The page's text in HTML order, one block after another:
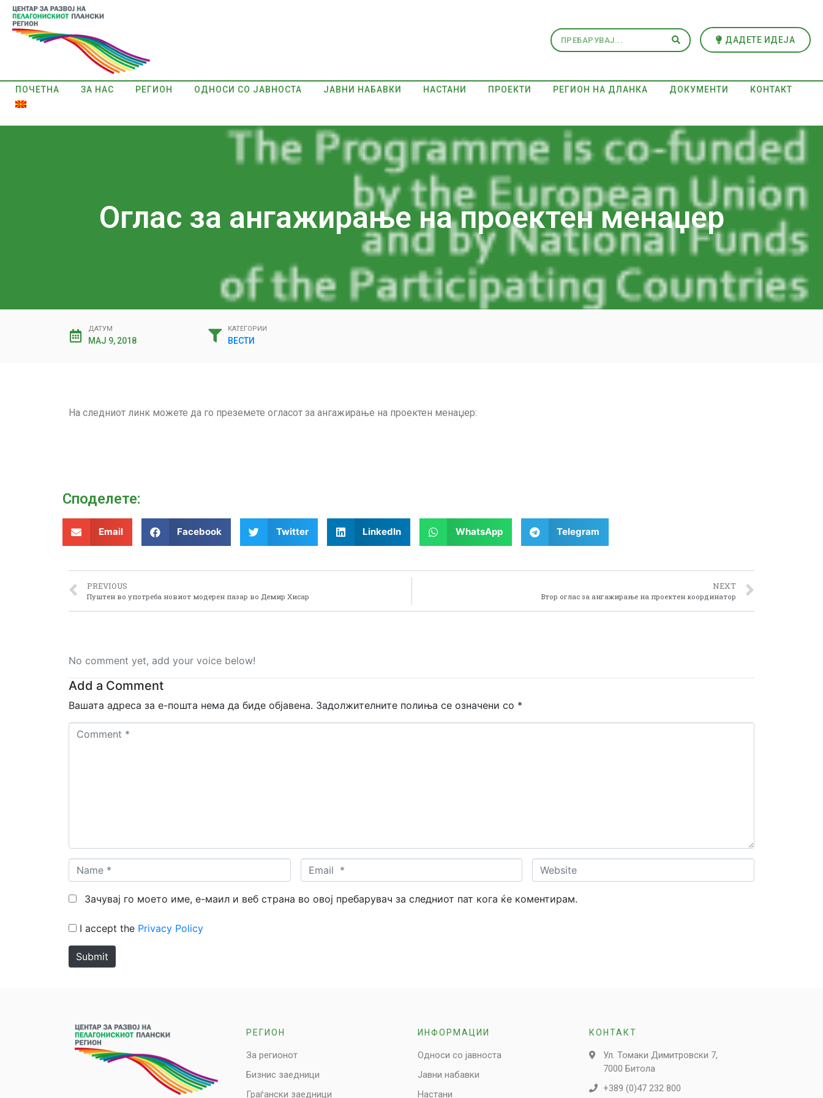
ДАДЕТЕ ИДЕЈА
ПОЧЕТНА ЗА НАС РЕГИОН ОДНОСИ СО ЈАВНОСТА ЈАВНИ НАБАВКИ НАСТАНИ ПРОЕКТИ РЕГИОН НА ДЛАНКА ДОКУМЕНТИ КОНТАКТ
Оглас за ангажирање на проектен менаџер
ДАТУМ
МАЈ 9, 2018
КАТЕГОРИИ
ВЕСТИ
На следниот линк можете да го преземете огласот за ангажирање на проектен менаџер:
Споделeте:
Email Facebook Twitter LinkedIn WhatsApp Telegram
PREVIOUS
Пуштен во употреба новиот модерен пазар во Демир Хисар
NEXT
Втор оглас за ангажирање на проектен координатор
No comment yet, add your voice below!
Add a Comment
Вашата адреса за е-пошта нема да биде објавена. Задолжителните полиња се означени со *
Comment
Name
*
Email
*
Website
Зачувај го моето име, е-маил и веб страна во овој пребарувач за следниот пат кога ќе коментирам.
I accept the Privacy Policy
Submit
РЕГИОН
За регионот
Бизнис заедници
Граѓански заедници
ИНФОРМАЦИИ
Односи со јавноста
Јавни набавки
Настани
КОНТАКТ
Ул. Томаки Димитровски 7,
7000 Битола
+389 (0)47 232 800